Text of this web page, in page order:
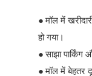
● मॉल में
हो गया।
● साझा पार्किंग
● मॉल में बेहतर